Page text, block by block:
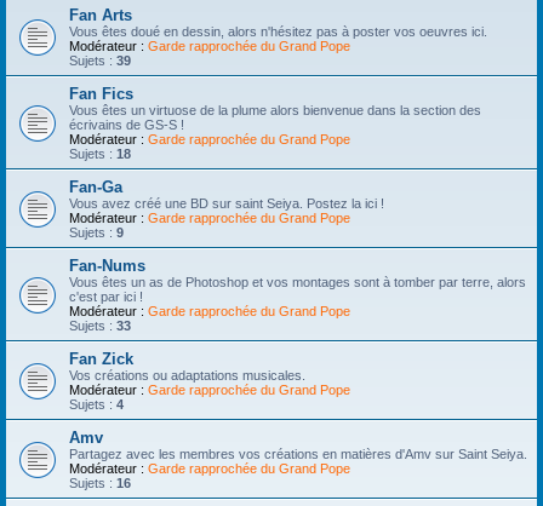
Fan Arts
Vous êtes doué en dessin, alors n'hésitez pas à poster vos oeuvres ici.
Modérateur : Garde rapprochée du Grand Pope
Sujets : 39
Fan Fics
Vous êtes un virtuose de la plume alors bienvenue dans la section des
écrivains de GS-S !
Modérateur : Garde rapprochée du Grand Pope
Sujets : 18
Fan-Ga
Vous avez créé une BD sur saint Seiya. Postez la ici !
Modérateur : Garde rapprochée du Grand Pope
Sujets : 9
Fan-Nums
Vous êtes un as de Photoshop et vos montages sont à tomber par terre, alors
c'est par ici !
Modérateur : Garde rapprochée du Grand Pope
Sujets : 33
Fan Zick
Vos créations ou adaptations musicales.
Modérateur : Garde rapprochée du Grand Pope
Sujets : 4
Amv
Partagez avec les membres vos créations en matières d'Amv sur Saint Seiya.
Modérateur : Garde rapprochée du Grand Pope
Sujets : 16